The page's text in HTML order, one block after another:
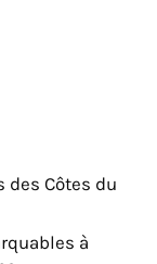
des Côtes du
à